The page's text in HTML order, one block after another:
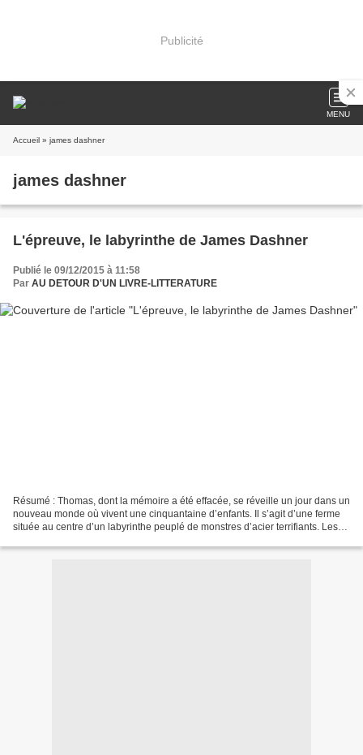
Publicité
MENU
Accueil » james dashner
james dashner
L'épreuve, le labyrinthe de James Dashner
Publié le 09/12/2015 à 11:58
Par AU DETOUR D'UN LIVRE-LITTERATURE
Résumé : Thomas, dont la mémoire a été effacée, se réveille un jour dans un
nouveau monde où vivent une cinquantaine d’enfants. Il s’agit d’une ferme
située au centre d’un labyrinthe peuplé de monstres d’acier terrifiants. Les